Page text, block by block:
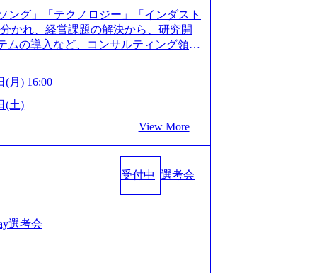
ベンチャー。創業から黒字経営。年間
production.appspot.com/public/images/
https://storage.
public/images/20251030164946_dc0888
業界を経験することが可能 社内転職
内スカウトや社内公募制度を用いて
storage.googleapis.com/our-vision-prod
内装8億円超のかっこいいオフィスがあ
ランキング受賞歴多数 あえての未上場
の自由度が高く、赤字事業でも投資し
面でのコミュニケーションメリットを
日(土) 10:00～最長16:00 2026年8月10
の流れ 受付 → 会社説明会 → 面接(会社
ング」「テクノロジー」「インダスト
かれ、経営課題の解決から、研究開
ムの導入など、コンサルティング領域
に良質な顧客基盤を築いており、Fortu
ントとして抱えている 手掛けたプロ
るグローバル化」「資生堂グループ
はKDDIと合弁会社「ARISE analytics」
ス技術で新たなイノベーションを創出
に行う 採用資料 (https://www.accentur
document-2/Accenture-Recruiting-Brochur
content/dam/accenture/f
careers-blog) 江川社長が語る「105点
articles/-/346218) 大手広告代理
(月) 16:00
(土)
View More
受付中 選考会
選考会